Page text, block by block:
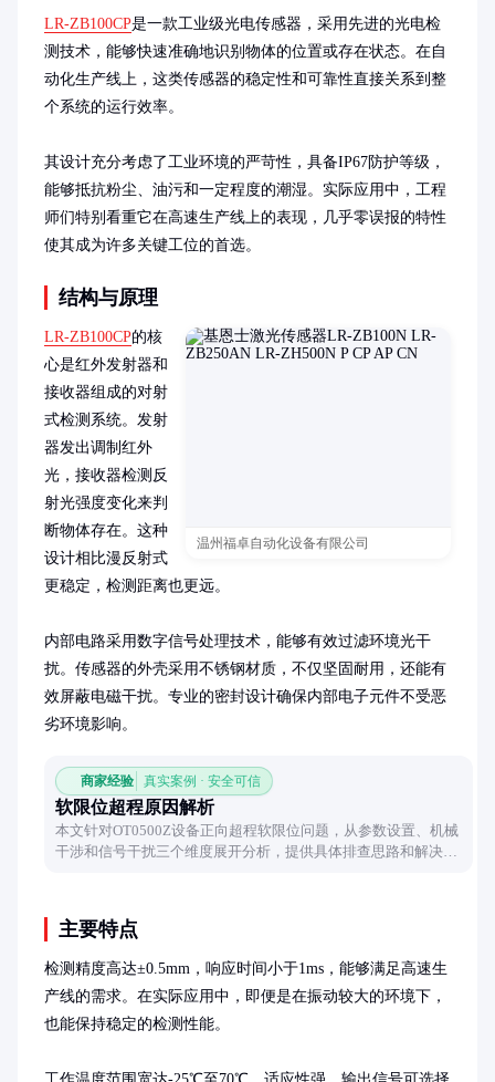
LR-ZB100CP是一款工业级光电传感器，采用先进的光电检
测技术，能够快速准确地识别物体的位置或存在状态。在自
动化生产线上，这类传感器的稳定性和可靠性直接关系到整
个系统的运行效率。
其设计充分考虑了工业环境的严苛性，具备IP67防护等级，
能够抵抗粉尘、油污和一定程度的潮湿。实际应用中，工程
师们特别看重它在高速生产线上的表现，几乎零误报的特性
使其成为许多关键工位的首选。
结构与原理
温州福卓自动化设备有限公司
LR-ZB100CP的核
心是红外发射器和
接收器组成的对射
式检测系统。发射
器发出调制红外
光，接收器检测反
射光强度变化来判
断物体存在。这种
设计相比漫反射式
更稳定，检测距离也更远。
内部电路采用数字信号处理技术，能够有效过滤环境光干
扰。传感器的外壳采用不锈钢材质，不仅坚固耐用，还能有
效屏蔽电磁干扰。专业的密封设计确保内部电子元件不受恶
劣环境影响。
商家经验 真实案例 · 安全可信
软限位超程原因解析
本文针对OT0500Z设备正向超程软限位问题，从参数设置、机械
干涉和信号干扰三个维度展开分析，提供具体排查思路和解决方
主要特点
检测精度高达±0.5mm，响应时间小于1ms，能够满足高速生
产线的需求。在实际应用中，即便是在振动较大的环境下，
也能保持稳定的检测性能。